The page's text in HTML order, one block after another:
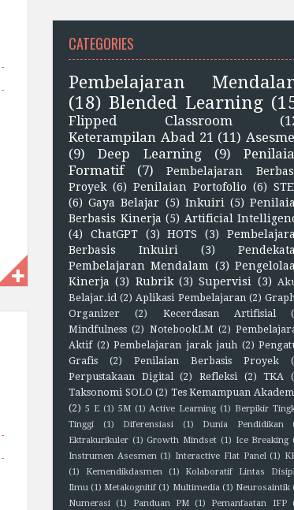
CATEGORIES
Pembelajaran
(18) Blended Learning
Flipped Classroom
Keterampilan Abad 21 (11)
(9)
Deep Learning (9)
Formatif
(7)
Pembelajaran
Proyek (6) Penilaian Portofolio (6)
(6) Gaya Belajar (5) Inkuiri (5)
Berbasis Kinerja (5) Artificial
(4)
ChatGPT (3) HOTS (3)
Berbasis Inkuiri
(3)
Pembelajaran Mendalam (3)
Kinerja (3) Rubrik (3) Supervisi (3)
Belajar.id (2) Aplikasi Pembelajaran (2)
Organizer
(2) Kecerdasan Artifisial
Mindfulness (2) NotebookLM (2)
Aktif (2) Pembelajaran jarak jauh (2)
Grafis
(2) Penilaian Berbasis Proyek
Perpustakaan Digital (2) Refleksi (2) TKA
Taksonomi SOLO (2) Tes Kemampuan
(2) 5 E (1) 5M (1) Active Learning (1) Berpikir
Tinggi
(1) Diferensiasi (1) Dunia Pendidikan
Ektrakurikuler (1) Growth Mindset (1) Ice Breaking
Instrumen Asesmen (1) Interactive Flat Panel (1)
(1)
Kemendikdasmen (1)
Kolaboratif Lintas
Ilmu (1) Metakognitif (1) Multimedia (1) Neurosaintik
Numerasi
(1) Panduan PM (1) Pemanfaatan IFP